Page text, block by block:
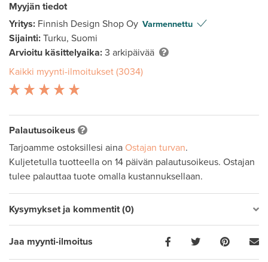
Myyjän tiedot
Yritys: Finnish Design Shop Oy Varmennettu
Sijainti: Turku, Suomi
Arvioitu käsittelyaika: 3 arkipäivää
Kaikki myynti-ilmoitukset (3034)
Palautusoikeus
Tarjoamme ostoksillesi aina Ostajan turvan.
Kuljetetulla tuotteella on 14 päivän palautusoikeus. Ostajan
tulee palauttaa tuote omalla kustannuksellaan.
Kysymykset ja kommentit (0)
Jaa myynti-ilmoitus